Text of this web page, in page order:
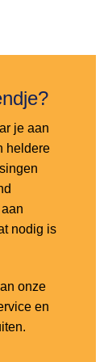
je aan
heldere
nodig is
onze
en